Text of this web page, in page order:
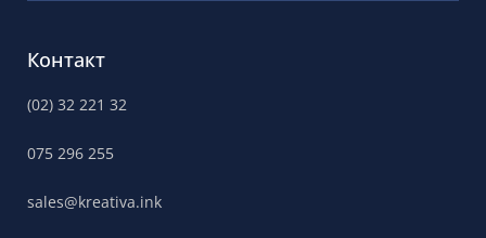
Контакт
(02) 32 221 32
075 296 255
sales@kreativa.ink